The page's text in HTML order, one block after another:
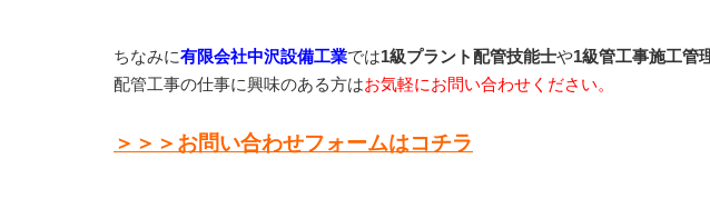
ちなみに有限会社中沢設備工業では1級プラント配管技能士や1級管工事施工管
配管工事の仕事に興味のある方はお気軽にお問い合わせください。
＞＞＞お問い合わせフォームはコチラ